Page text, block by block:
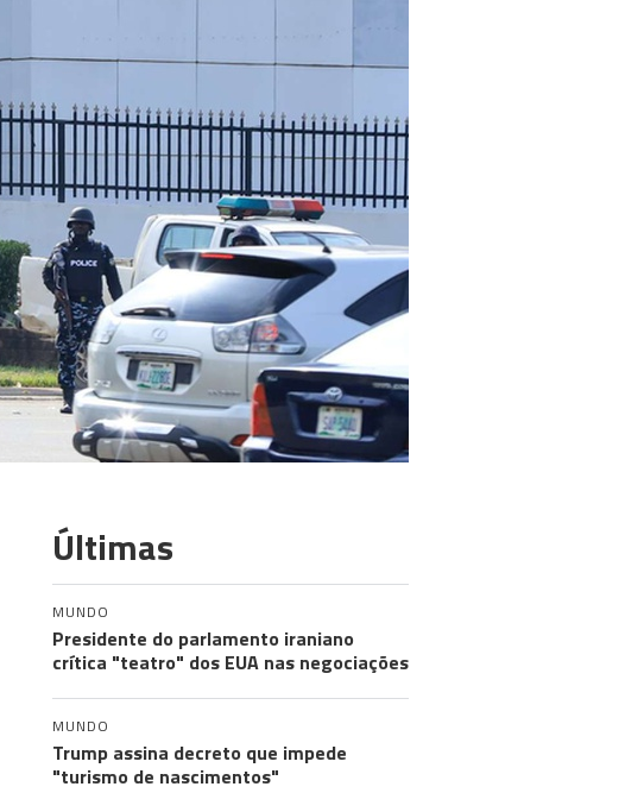
Últimas
MUNDO
Presidente do parlamento iraniano
crítica "teatro" dos EUA nas negociações
MUNDO
Trump assina decreto que impede
"turismo de nascimentos"